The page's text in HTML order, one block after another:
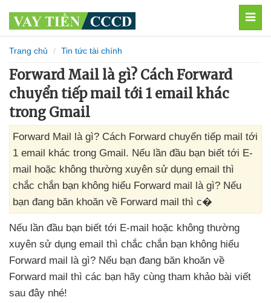
Trang chủ Tin tức tài chính
Forward Mail là gì? Cách Forward
chuyển tiếp mail tới 1 email khác
trong Gmail
Forward Mail là gì? Cách Forward chuyển tiếp mail tới
1 email khác trong Gmail. Nếu lần đầu bạn biết tới E-
mail hoặc không thường xuyên sử dụng email thì
chắc chắn bạn không hiểu Forward mail là gì? Nếu
bạn đang băn khoăn về Forward mail thì c�
Nếu lần đầu bạn biết tới E-mail hoặc không thường
xuyên sử dụng email thì chắc chắn bạn không hiểu
Forward mail là gì? Nếu bạn đang băn khoăn về
Forward mail thì các bạn hãy cùng tham khảo bài viết
sau đây nhé!